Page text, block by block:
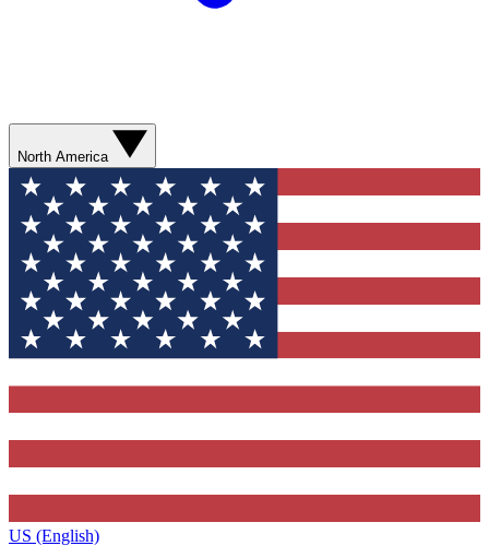
North America
US (English)